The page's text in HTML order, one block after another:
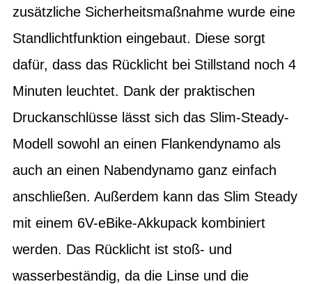
zusätzliche Sicherheitsmaßnahme wurde eine
Standlichtfunktion eingebaut. Diese sorgt
dafür, dass das Rücklicht bei Stillstand noch 4
Minuten leuchtet. Dank der praktischen
Druckanschlüsse lässt sich das Slim-Steady-
Modell sowohl an einen Flankendynamo als
auch an einen Nabendynamo ganz einfach
anschließen. Außerdem kann das Slim Steady
mit einem 6V-eBike-Akkupack kombiniert
werden. Das Rücklicht ist stoß- und
wasserbeständig, da die Linse und die